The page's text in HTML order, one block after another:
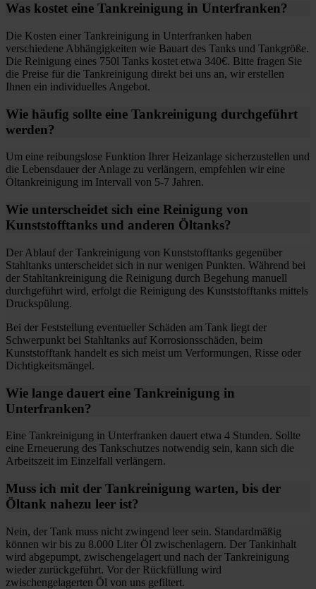
Was kostet eine Tankreinigung in Unterfranken?
Die Kosten einer Tankreinigung in Unterfranken haben
verschiedene Abhängigkeiten wie Bauart des Tanks und Tankgröße.
Die Reinigung eines 750l Tanks kostet etwa 340€. Bitte fragen Sie
die Preise für die Tankreinigung direkt bei uns an, wir erstellen
Ihnen ein individuelles Angebot.
Wie häufig sollte eine Tankreinigung durchgeführt
werden?
Um eine reibungslose Funktion Ihrer Heizanlage sicherzustellen und
die Lebensdauer der Anlage zu verlängern, empfehlen wir eine
Öltankreinigung im Intervall von 5-7 Jahren.
Wie unterscheidet sich eine Reinigung von
Kunststofftanks und anderen Öltanks?
Der Ablauf der Tankreinigung von Kunststofftanks gegenüber
Stahltanks unterscheidet sich in nur wenigen Punkten. Während bei
der Stahltankreinigung die Reinigung durch Begehung manuell
durchgeführt wird, erfolgt die Reinigung des Kunststofftanks mittels
Druckspülung.
Bei der Feststellung eventueller Schäden am Tank liegt der
Schwerpunkt bei Stahltanks auf Korrosionsschäden, beim
Kunststofftank handelt es sich meist um Verformungen, Risse oder
Dichtigkeitsmängel.
Wie lange dauert eine Tankreinigung in
Unterfranken?
Eine Tankreinigung in Unterfranken dauert etwa 4 Stunden. Sollte
eine Erneuerung des Tankschutzes notwendig sein, kann sich die
Arbeitszeit im Einzelfall verlängern.
Muss ich mit der Tankreinigung warten, bis der
Öltank nahezu leer ist?
Nein, der Tank muss nicht zwingend leer sein. Standardmäßig
können wir bis zu 8.000 Liter Öl zwischenlagern. Der Tankinhalt
wird abgepumpt, zwischengelagert und nach der Tankreinigung
wieder zurückgeführt. Vor der Rückfüllung wird
zwischengelagerten Öl von uns gefiltert.